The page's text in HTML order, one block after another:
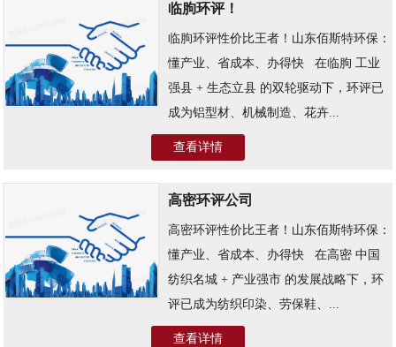
临朐环评！
临朐环评性价比王者！山东佰斯特环保：
懂产业、省成本、办得快 ​ ​ 在临朐 工业
强县 + 生态立县 的双轮驱动下，环评已
成为铝型材、机械制造、花卉...
查看详情
高密环评公司
高密环评性价比王者！山东佰斯特环保：
懂产业、省成本、办得快 ​ ​ 在高密 中国
纺织名城 + 产业强市 的发展战略下，环
评已成为纺织印染、劳保鞋、...
查看详情